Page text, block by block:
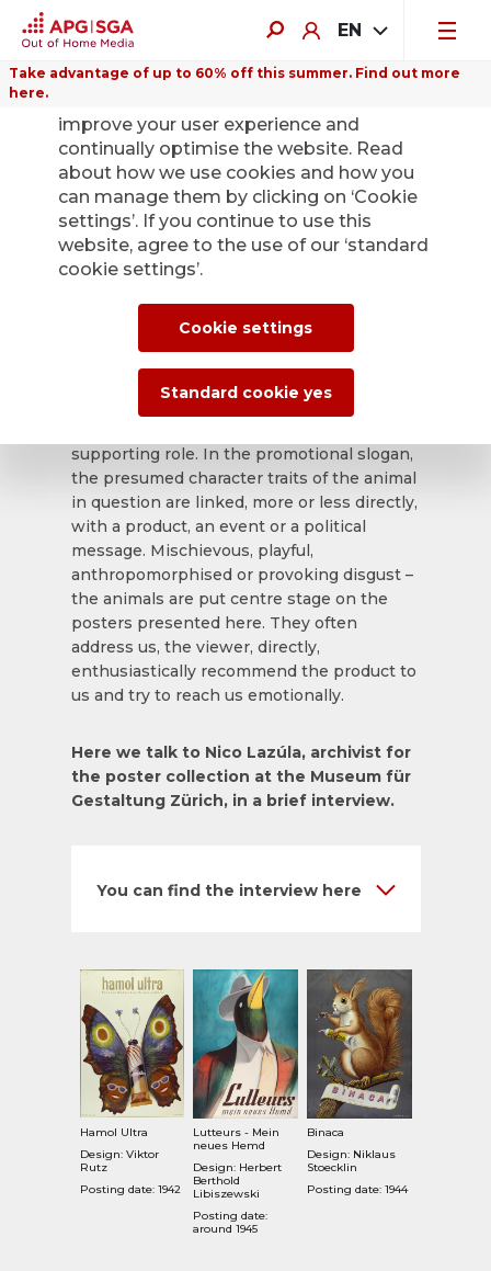
EN
Take advantage of up to 60% off this summer. Find out more
here.
ePoster Gallery 1/2022
Animal attributes
The tendency to assign human
characteristics to other living beings is
shown in all the poster categories. On the
posters shown, the animals often take the
supporting role. In the promotional slogan,
the presumed character traits of the animal
in question are linked, more or less directly,
with a product, an event or a political
message. Mischievous, playful,
anthropomorphised or provoking disgust –
the animals are put centre stage on the
posters presented here. They often
address us, the viewer, directly,
enthusiastically recommend the product to
us and try to reach us emotionally.
Here we talk to Nico Lazúla, archivist for
the poster collection at the Museum für
Gestaltung Zürich, in a brief interview.
You can find the interview here
Hamol Ultra
Design: Viktor
Rutz
Posting date: 1942
Lutteurs - Mein
neues Hemd
Design: Herbert
Berthold
Libiszewski
Posting date:
around 1945
Binaca
Design: Niklaus
Stoecklin
Posting date: 1944
improve your user experience and
continually optimise the website. Read
about how we use cookies and how you
can manage them by clicking on ‘Cookie
settings’. If you continue to use this
website, agree to the use of our ‘standard
cookie settings’.
Cookie settings
Standard cookie yes